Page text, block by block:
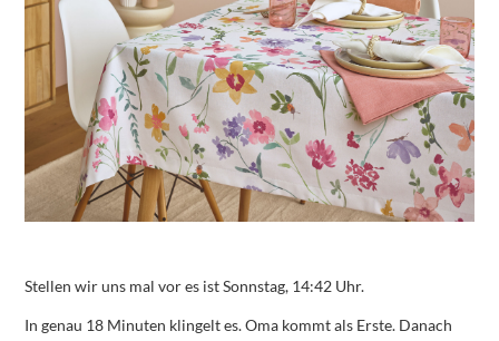
Stellen wir uns mal vor es ist Sonnstag, 14:42 Uhr.
In genau 18 Minuten klingelt es. Oma kommt als Erste. Danach